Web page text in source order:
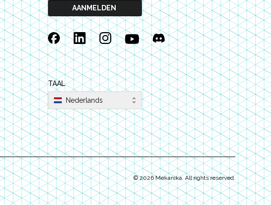
AANMELDEN
FacebookLinkedinInstagramYouTubeDiscord
TAAL
Nederlands
©2026Mekanika. All rights reserved.